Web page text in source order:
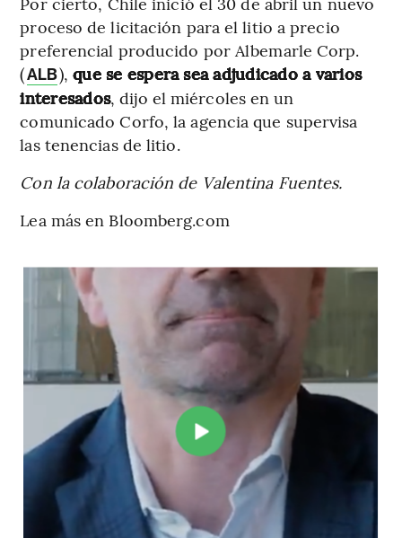
proceso de licitación para el litio a precio
preferencial producido por Albemarle Corp.
(ALB),que se espera sea adjudicado a varios
interesados, dijo el miércoles en un
comunicado Corfo, la agencia que supervisa
las tenencias de litio.
Con la colaboración de Valentina Fuentes.
Lea más en Bloomberg.com